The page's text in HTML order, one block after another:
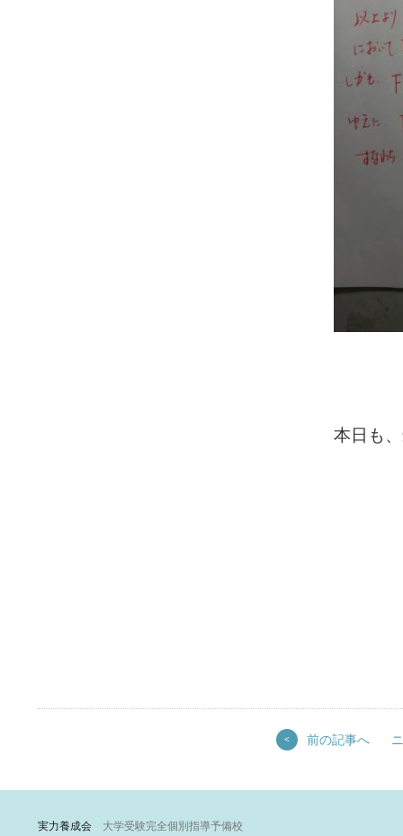
本日も
< 前の記事へ
実力養成会 大学受験完全個別指導予備校